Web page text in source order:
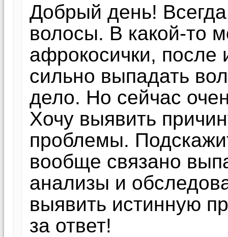
Добрый день!
волосы. В какой-то
афрокосички, после
сильно выпадать
дело. Но сейчас
Хочу выявить
проблемы.
вообще связано
анализы и
выявить истинную
за ответ!